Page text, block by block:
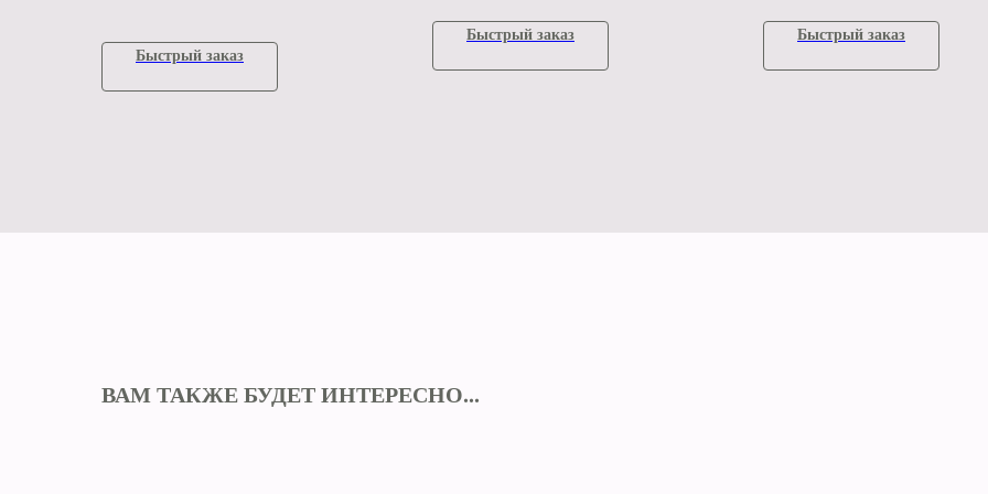
Быстрый заказ
Быстрый заказ Быстрый заказ
ВАМ ТАКЖЕ БУДЕТ ИНТЕРЕСНО...